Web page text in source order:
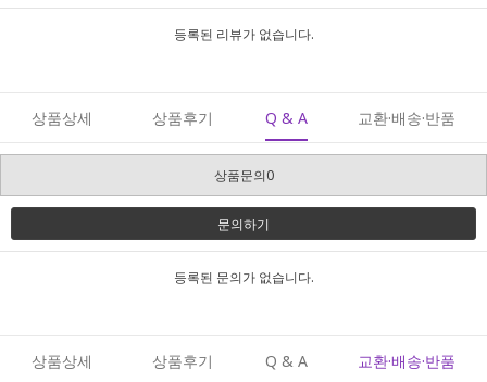
등록된 리뷰가 없습니다.
상품상세 상품후기 Q & A 교환·배송·반품
상품문의0
문의하기
등록된 문의가 없습니다.
상품상세 상품후기 Q & A 교환·배송·반품